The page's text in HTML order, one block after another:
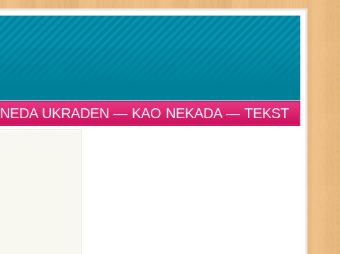
NEDA UKRADEN — KAO NEKADA — TEKST